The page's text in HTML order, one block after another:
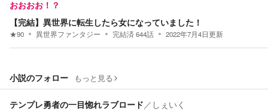
おおおお！？
【完結】異世界に転生したら女になっていました！
★90 異世界ファンタジー 完結済644話 2022年7月4日更新
小説のフォロー もっと見る
テンプレ勇者の一目惚れラブロード／ しぇいく